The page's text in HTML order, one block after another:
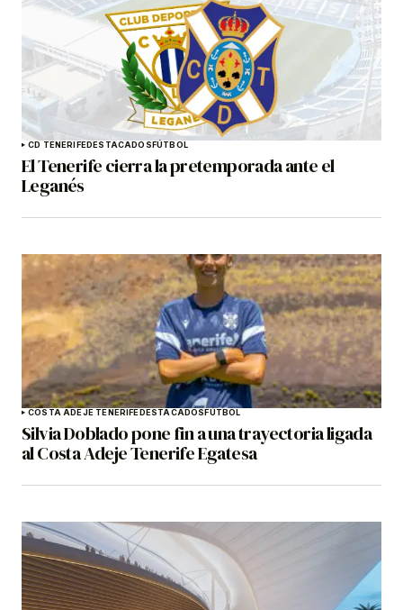
CD TENERIFEDESTACADOSFÚTBOL
El Tenerife cierra la pretemporada ante el
Leganés
COSTA ADEJE TENERIFEDESTACADOSFÚTBOL
Silvia Doblado pone fin a una trayectoria ligada
al Costa Adeje Tenerife Egatesa